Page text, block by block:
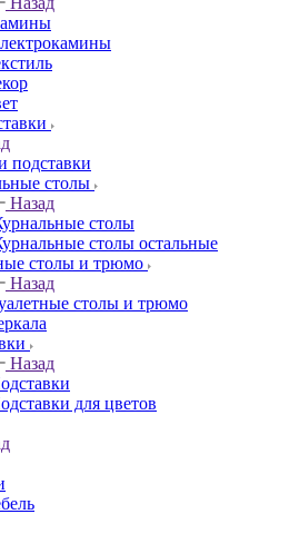
подставки
столы
Назад
столы
столы остальные
столы и трюмо
Назад
столы и трюмо
Назад
для цветов